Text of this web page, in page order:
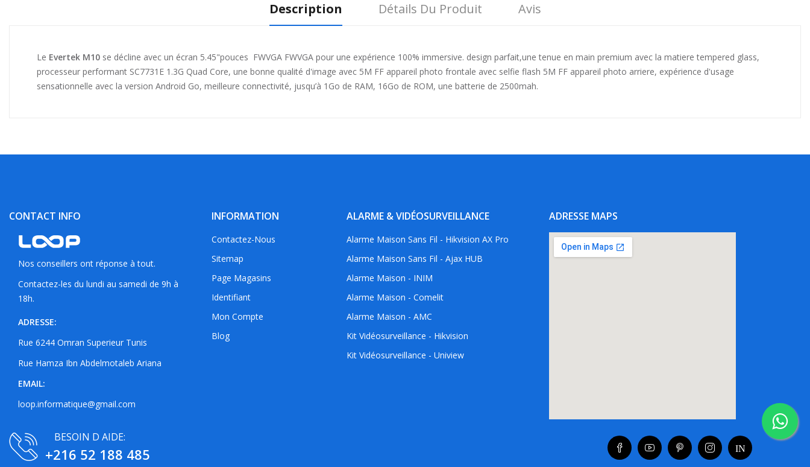
Description Détails Du Produit Avis
Le Evertek M10 se décline avec un écran 5.45"pouces FWVGA FWVGA pour une expérience 100% immersive. design parfait,une tenue en main premium avec la matiere tempered glass,
processeur performant SC7731E 1.3G Quad Core, une bonne qualité d'image avec 5M FF appareil photo frontale avec selfie flash 5M FF appareil photo arriere, expérience d'usage
sensationnelle avec la version Android Go, meilleure connectivité, jusqu’à 1Go de RAM, 16Go de ROM, une batterie de 2500mah.
CONTACT INFO
Nos conseillers ont réponse à tout.
Contactez-les du lundi au samedi de 9h à
18h.
ADRESSE:
Rue 6244 Omran Superieur Tunis
Rue Hamza Ibn Abdelmotaleb Ariana
EMAIL:
loop.informatique@gmail.com
BESOIN D AIDE:
+216 52 188 485
INFORMATION
Contactez-Nous
Sitemap
Page Magasins
Identifiant
Mon Compte
Blog
ALARME & VIDÉOSURVEILLANCE
Alarme Maison Sans Fil - Hikvision AX Pro
Alarme Maison Sans Fil - Ajax HUB
Alarme Maison - INIM
Alarme Maison - Comelit
Alarme Maison - AMC
Kit Vidéosurveillance - Hikvision
Kit Vidéosurveillance - Uniview
ADRESSE MAPS